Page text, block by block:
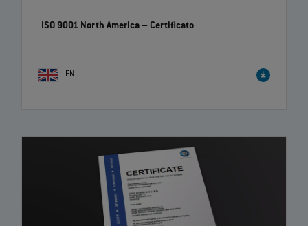
ISO 9001 North America – Certificato
EN